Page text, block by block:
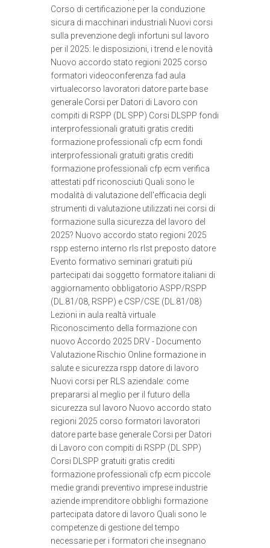
Corso di certificazione per la conduzione
sicura di macchinari industriali Nuovi corsi
sulla prevenzione degli infortuni sul lavoro
per il 2025: le disposizioni, i trend e le novità
Nuovo accordo stato regioni 2025 corso
formatori videoconferenza fad aula
virtualecorso lavoratori datore parte base
generale Corsi per Datori di Lavoro con
compiti di RSPP (DL SPP) Corsi DLSPP fondi
interprofessionali gratuiti gratis crediti
formazione professionali cfp ecm fondi
interprofessionali gratuiti gratis crediti
formazione professionali cfp ecm verifica
attestati pdf riconosciuti Quali sono le
modalità di valutazione dell'efficacia degli
strumenti di valutazione utilizzati nei corsi di
formazione sulla sicurezza del lavoro del
2025? Nuovo accordo stato regioni 2025
rspp esterno interno rls rlst preposto datore
Evento formativo seminari gratuiti più
partecipati dai soggetto formatore italiani di
aggiornamento obbligatorio ASPP/RSPP
(DL.81/08, RSPP) e CSP/CSE (DL.81/08)
Lezioni in aula realtà virtuale
Riconoscimento della formazione con
nuovo Accordo 2025 DRV - Documento
Valutazione Rischio Online formazione in
salute e sicurezza rspp datore di lavoro
Nuovi corsi per RLS aziendale: come
prepararsi al meglio per il futuro della
sicurezza sul lavoro Nuovo accordo stato
regioni 2025 corso formatori lavoratori
datore parte base generale Corsi per Datori
di Lavoro con compiti di RSPP (DL SPP)
Corsi DLSPP gratuiti gratis crediti
formazione professionali cfp ecm piccole
medie grandi preventivo imprese industrie
aziende imprenditore obblighi formazione
partecipata datore di lavoro Quali sono le
competenze di gestione del tempo
necessarie per i formatori che insegnano